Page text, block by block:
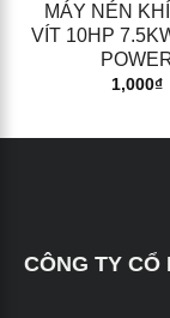
MÁY NÉN
VÍT 10HP
1,000₫
CÔNG TY CỔ